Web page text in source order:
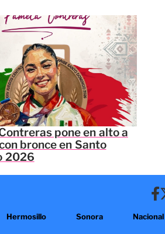
pone en alto a
bronce en Santo
2026
Hermosillo Sonora Nacional